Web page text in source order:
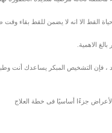
القط الا انه لا يضمن للقط بقاء وقت
الاهمية.
، فإن التشخيص المبكر يساعدك أنت
جزءًا أساسيًا فى خطة العلاج